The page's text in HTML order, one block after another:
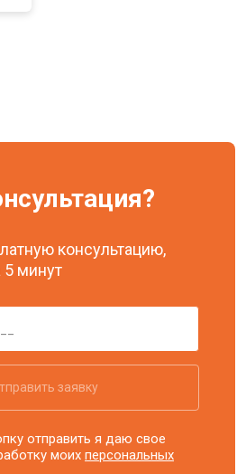
консультацию,
5 минут
заявку
отправить я даю свое
моихперсональных